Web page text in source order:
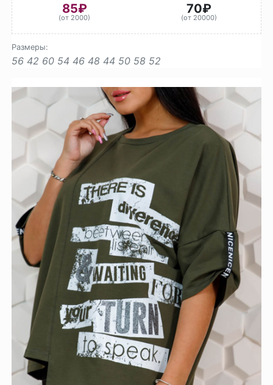
85₽
(от 2000)
70₽
(от 20000)
Размеры:
56 42 60 54 46 48 44 50 58 52